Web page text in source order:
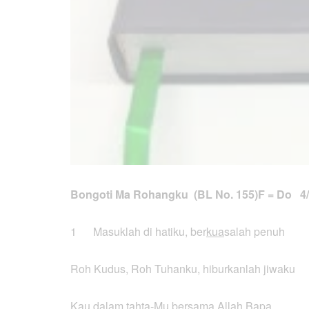
Bongoti Ma Rohangku (BL No. 155)F = Do
1 Masuklah di hatiku, berkuasalah penuh
Roh Kudus, Roh Tuhanku, hiburkanlah jiwaku
Kau dalam tahta-Mu bersama Allah Bapa